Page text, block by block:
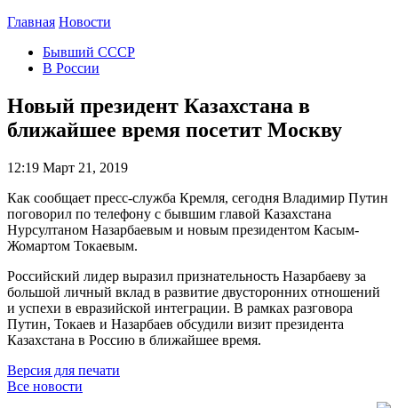
Главная Новости
Бывший СССР
В России
Новый президент Казахстана в
ближайшее время посетит Москву
12:19 Март 21, 2019
Как сообщает пресс-служба Кремля, сегодня Владимир Путин
поговорил по телефону с бывшим главой Казахстана
Нурсултаном Назарбаевым и новым президентом Касым-
Жомартом Токаевым.
Российский лидер выразил признательность Назарбаеву за
большой личный вклад в развитие двусторонних отношений
и успехи в евразийской интеграции. В рамках разговора
Путин, Токаев и Назарбаев обсудили визит президента
Казахстана в Россию в ближайшее время.
Версия для печати
Все новости